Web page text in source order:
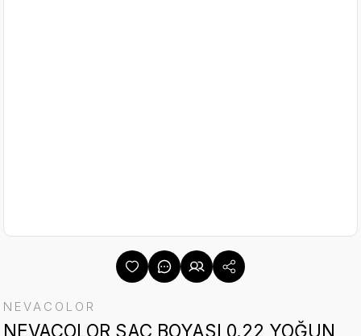
NEVACOLOR
NEVACOLOR SAÇ BOYASI 0.22 YOĞUN